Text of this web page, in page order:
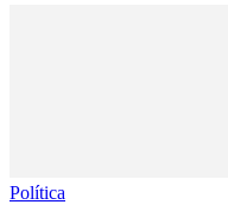
Política